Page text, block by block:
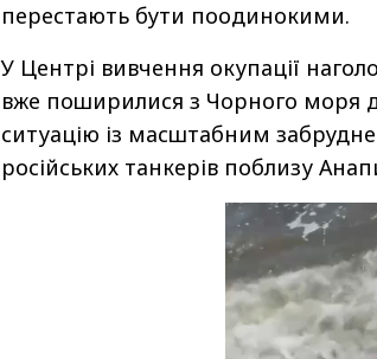
перестають бути поодинокими.
У Центрі вивчення окупації
вже поширилися з Чорного моря
ситуацію із масштабним
російських танкерів поблизу